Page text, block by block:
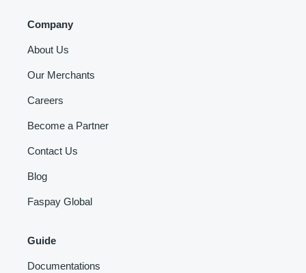
Company
About Us
Our Merchants
Careers
Become a Partner
Contact Us
Blog
Faspay Global
Guide
Documentations